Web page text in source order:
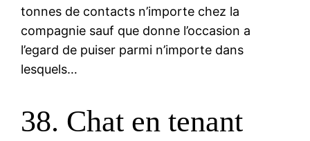
tonnes de contacts n’importe chez la
compagnie sauf que donne l’occasion a
l’egard de puiser parmi n’importe dans
lesquels…
38. Chat en tenant